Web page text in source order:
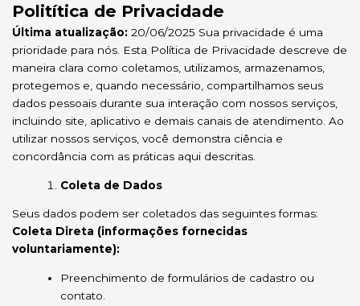
Politítica de Privacidade
Última atualização: 20/06/2025 Sua privacidade é uma
prioridade para nós. Esta Política de Privacidade descreve de
maneira clara como coletamos, utilizamos, armazenamos,
protegemos e, quando necessário, compartilhamos seus
dados pessoais durante sua interação com nossos serviços,
incluindo site, aplicativo e demais canais de atendimento. Ao
utilizar nossos serviços, você demonstra ciência e
concordância com as práticas aqui descritas.
Coleta de Dados
Seus dados podem ser coletados das seguintes formas:
Coleta Direta (informações fornecidas
voluntariamente):
Preenchimento de formulários de cadastro ou
contato.